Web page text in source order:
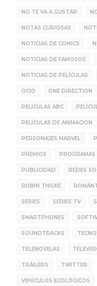
NO TE VA A GUSTAR
NOTAS CURIOSAS
NOTICIAS DE COMICS
NOTICIAS DE FAMOSOS
NOTICIAS DE PELÍCULAS
OCIO ONE DIRECTION
PELÍCULAS ABC
PELÍCULAS DE ANIMACIÓN
PERSONAJES MARVEL
PREMIOS PROGRAMAS
PUBLICIDAD REDES
ROBIN THICKE
SERIES SERIES TV
SMARTPHONES
SOUNDTRACKS
TELENOVELAS
TRÁILERS TWITTER
VEHÍCULOS ECOLÓGICOS